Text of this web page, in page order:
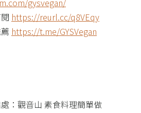
https://reurl.cc/q8VEqy​
https://t.me/GYSVegan
：觀音山 素食料理簡單做